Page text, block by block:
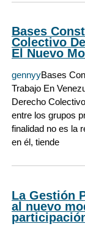
Bases
Colectivo
El Nuevo
gennyyBases
Trabajo En
Derecho
entre los grupos
finalidad no es la
en él, tiende
La Gestión
al nuevo